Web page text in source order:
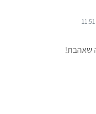
שאהבת!